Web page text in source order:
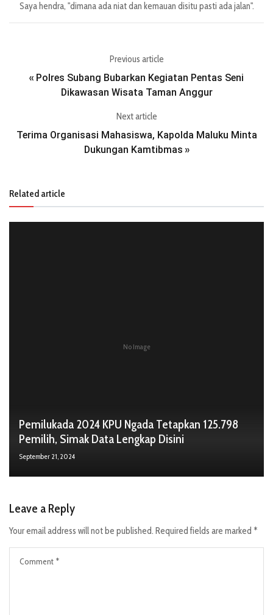
Saya hendra, "dimana ada niat dan kemauan disitu pasti ada jalan".
Previous article
« Polres Subang Bubarkan Kegiatan Pentas Seni
Dikawasan Wisata Taman Anggur
Next article
Terima Organisasi Mahasiswa, Kapolda Maluku Minta
Dukungan Kamtibmas »
Related article
No Image
Pemilukada 2024 KPU Ngada Tetapkan 125.798
Pemilih, Simak Data Lengkap Disini
September 21, 2024
Leave a Reply
Your email address will not be published. Required fields are marked *